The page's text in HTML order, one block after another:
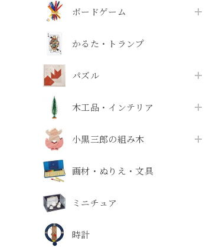
ボードゲーム
かるた・トランプ
パズル
木工品・インテリア
小黒三郎の組み木
画材・ぬりえ・文具
ミニチュア
時計